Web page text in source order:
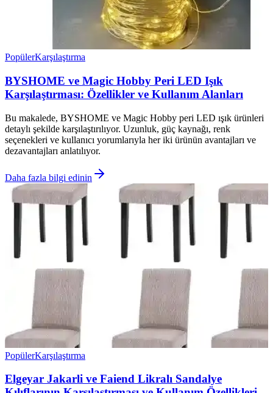
PopülerKarşılaştırma
BYSHOME ve Magic Hobby Peri LED Işık
Karşılaştırması: Özellikler ve Kullanım Alanları
Bu makalede, BYSHOME ve Magic Hobby peri LED ışık ürünleri
detaylı şekilde karşılaştırılıyor. Uzunluk, güç kaynağı, renk
seçenekleri ve kullanıcı yorumlarıyla her iki ürünün avantajları ve
dezavantajları anlatılıyor.
Daha fazla bilgi edinin
PopülerKarşılaştırma
Elgeyar Jakarli ve Faiend Likralı Sandalye